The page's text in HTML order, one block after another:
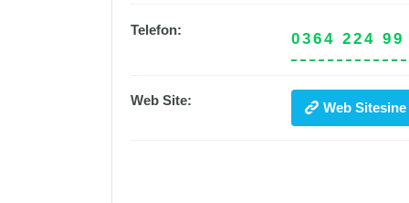
Telefon:
0364 224 99
Web Site: Web